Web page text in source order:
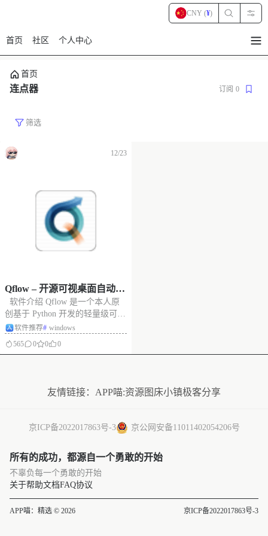
首页 社区 个人中心
CNY (¥)
首页
连点器 订阅 0
筛选
12/23
Qflow – 开源可视桌面自动化
工具，离线运行，适合用于
办公自动化或重复性任务处
理，解放双手
软件介绍 Qflow 是一个本人原
创基于 Python 开发的轻量级可视
化自动化流程编辑器。用户通过
式，构建复杂的桌面自动化任
了 图像识别 (OpenC
软件推荐# windows
565
0 0 0
友情链接： APP喵:资源 图床小镇极客分享
京ICP备2022017863号-3 京公网安备11011402054206号
所有的成功，都源自一个勇敢的开始
不辜负每一个勇敢的开始
关于帮助文档FAQ协议
APP喵：精选 © 2026 京ICP备2022017863号-3